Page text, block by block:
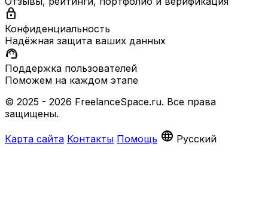
lock
Конфиденциальность
Надёжная защита ваших данных
support_agent
Поддержка пользователей
Поможем на каждом этапе
© 2025 - 2026 FreelanceSpace.ru. Все права
защищены.
Карта сайта Контакты Помощь language Русский